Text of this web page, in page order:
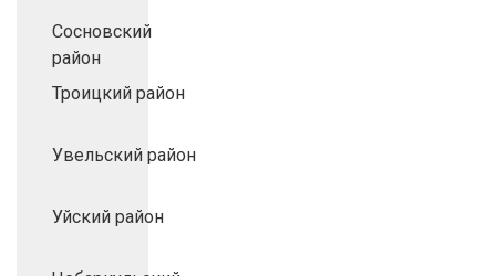
Сосновский
район
Троицкий район
Увельский район
Уйский район